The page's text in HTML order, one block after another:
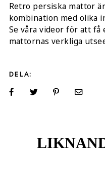
Retro persiska mattor
kombination med olika
Se våra videor för att
mattornas verkliga
DELA: